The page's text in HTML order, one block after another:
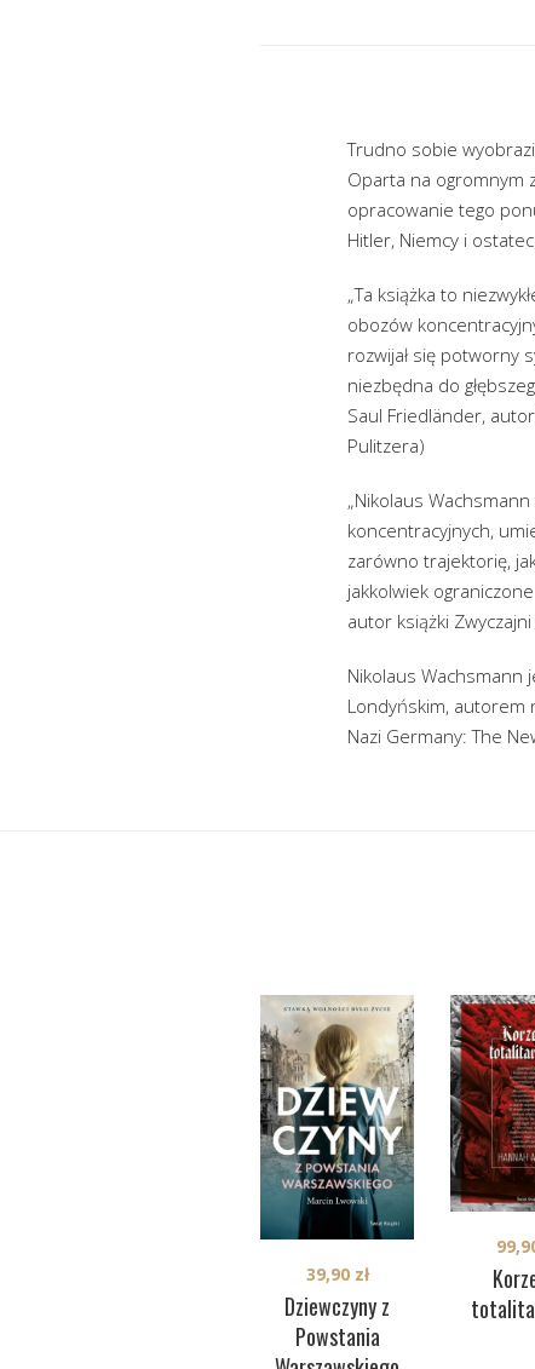
Trudno sobie
Oparta na ogromnym
opracowanie tego
Hitler, Niemcy i
„Ta książka to
obozów
rozwijał się potworny
niezbędna do
Saul Friedländer,
Pulitzera)
„Nikolaus
koncentracyjnych,
zarówno trajektorię,
jakkolwiek
autor książki
Nikolaus Wachsmann
Londyńskim, autorem
Nazi Germany: The
Dziewczyny z
Powstania
39,90 zł